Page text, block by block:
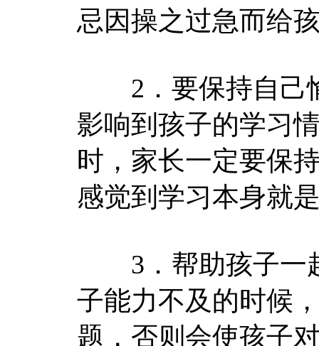
忌因操之过急而给
2．要保持自己
影响到孩子的学习
时，家长一定要保
感觉到学习本身就
3．帮助孩子一
子能力不及的时候
题，否则会使孩子